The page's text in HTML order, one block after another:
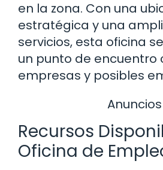
en la zona. Con una
estratégica y una
servicios, esta oficina
un punto de encuentro
empresas y posibles
Anuncios
Recursos
Oficina de